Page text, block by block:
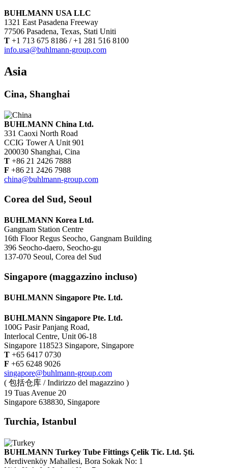
BUHLMANN USA LLC
1321 East Pasadena Freeway
77506 Pasadena, Texas, Stati Uniti
T +1 713 675 8186 / +1 281 516 8100
info.usa@buhlmann-group.com
Asia
Cina, Shanghai
BUHLMANN China Ltd.
331 Caoxi North Road
CCIG Tower A Unit 901
200030 Shanghai, Cina
T +86 21 2426 7888
F +86 21 2426 7988
china@buhlmann-group.com
Corea del Sud, Seoul
BUHLMANN Korea Ltd.
Gangnam Station Centre
16th Floor Regus Seocho, Gangnam Building
396 Seocho-daero, Seocho-gu
137-070 Seoul, Corea del Sud
Singapore (maggazzino incluso)
BUHLMANN Singapore Pte. Ltd.
BUHLMANN Singapore Pte. Ltd.
100G Pasir Panjang Road,
Interlocal Centre, Unit 06-18
Singapore 118523 Singapore, Singapore
T +65 6417 0730
F +65 6248 9026
singapore@buhlmann-group.com
( 包括仓库 / Indirizzo del magazzino )
19 Tuas Avenue 20
Singapore 638830, Singapore
Turchia, Istanbul
BUHLMANN Turkey Tube Fittings Çelik Tic. Ltd. Şti.
Merdivenköy Mahallesi, Bora Sokak No: 1